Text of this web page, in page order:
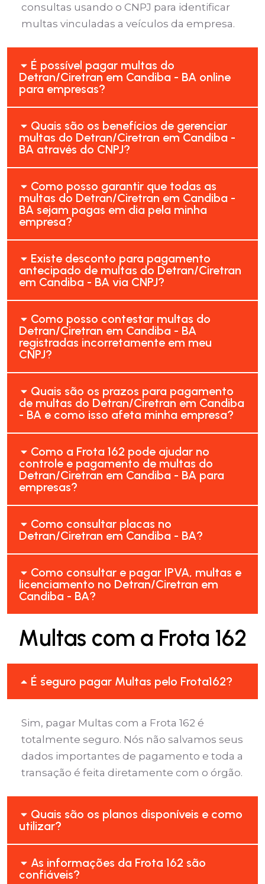
consultas usando o CNPJ para identificar
multas vinculadas a veículos da empresa.
É possível pagar multas do
Detran/Ciretran em Candiba - BA online
para empresas?
Quais são os benefícios de gerenciar
multas do Detran/Ciretran em Candiba -
BA através do CNPJ?
Como posso garantir que todas as
multas do Detran/Ciretran em Candiba -
BA sejam pagas em dia pela minha
empresa?
Existe desconto para pagamento
antecipado de multas do Detran/Ciretran
em Candiba - BA via CNPJ?
Como posso contestar multas do
Detran/Ciretran em Candiba - BA
registradas incorretamente em meu
CNPJ?
Quais são os prazos para pagamento
de multas do Detran/Ciretran em Candiba
- BA e como isso afeta minha empresa?
Como a Frota 162 pode ajudar no
controle e pagamento de multas do
Detran/Ciretran em Candiba - BA para
empresas?
Como consultar placas no
Detran/Ciretran em Candiba - BA?
Como consultar e pagar IPVA, multas e
licenciamento no Detran/Ciretran em
Candiba - BA?
Multas com a Frota 162
É seguro pagar Multas pelo Frota162?
Sim, pagar Multas com a Frota 162 é
totalmente seguro. Nós não salvamos seus
dados importantes de pagamento e toda a
transação é feita diretamente com o órgão.
Quais são os planos disponíveis e como
utilizar?
As informações da Frota 162 são
confiáveis?